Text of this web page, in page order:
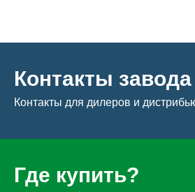
Контакты завода
Контакты для дилеров и
Где купить?